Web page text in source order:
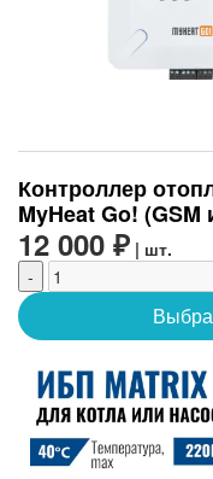
Контроллер
MyHeat Go! (GSM
12 000 ₽ | шт.
-